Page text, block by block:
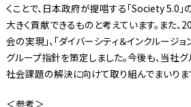
くことで、日本政府が提唱する「Society 5.0」
大きく貢献できるものと考えています。また
会の実現」、「ダイバーシティ＆インクルージ
グループ指針を策定しました。今後も、当社
社会課題の解決に向けて取り組んでまいりま
＜参考＞